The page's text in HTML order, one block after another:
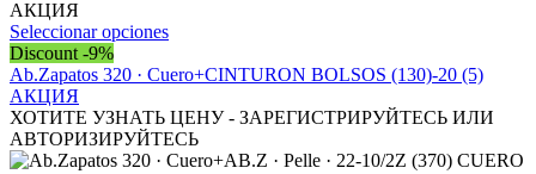
pueden
en
página
de
producto
Seleccionar opcionesEste
tiene
variantes.
Las
opciones
Discount -9%
Ab.Zapatos 320 · Cuero+CINTURON BOLSOS (130)-20 (5)
АКЦИЯ
ХОТИТЕ УЗНАТЬ ЦЕНУ - ЗАРЕГИСТРИРУЙТЕСЬ ИЛИ
АВТОРИЗИРУЙТЕСЬ